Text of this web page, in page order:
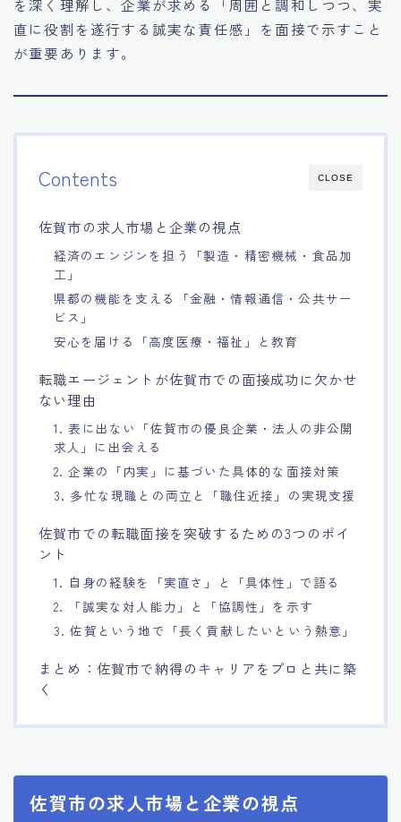
を深く理解し、企業が求める「周囲と調和しつつ、実
直に役割を遂行する誠実な責任感」を面接で示すこと
が重要あります。
CLOSE
Contents
佐賀市の求人市場と企業の視点
経済のエンジンを担う「製造・精密機械・食品加
工」
県都の機能を支える「金融・情報通信・公共サー
ビス」
安心を届ける「高度医療・福祉」と教育
転職エージェントが佐賀市での面接成功に欠かせ
ない理由
1. 表に出ない「佐賀市の優良企業・法人の非公開
求人」に出会える
2. 企業の「内実」に基づいた具体的な面接対策
3. 多忙な現職との両立と「職住近接」の実現支援
佐賀市での転職面接を突破するための3つのポイ
ント
1. 自身の経験を「実直さ」と「具体性」で語る
2. 「誠実な対人能力」と「協調性」を示す
3. 佐賀という地で「長く貢献したいという熱意」
まとめ：佐賀市で納得のキャリアをプロと共に築
く
佐賀市の求人市場と企業の視点